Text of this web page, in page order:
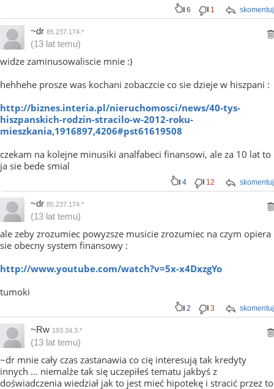
skomentuj
6 1
~dr 85.237.174.*
(13 lat temu)
widze zaminusowaliscie mnie :)
hehhehe prosze was kochani zobaczcie co sie dzieje w hiszpani :
http://biznes.interia.pl/nieruchomosci/news/40-tys-
hiszpanskich-rodzin-stracilo-w-2012-roku-
mieszkania,1916897,4206#pst61619508
czekam na kolejne minusiki analfabeci finansowi, ale za 10 lat to
ja sie bede smial
skomentuj
4 12
~dr 85.237.174.*
(13 lat temu)
ale zeby zrozumiec powyzsze musicie zrozumiec na czym opiera
sie obecny system finansowy :
http://www.youtube.com/watch?v=5x-x4DxzgYo
tumoki
skomentuj
2 3
~Rw 193.34.3.*
(13 lat temu)
~dr mnie cały czas zastanawia co cię interesują tak kredyty
innych ... niemalże tak się uczepiłeś tematu jakbyś z
doświadczenia wiedział jak to jest mieć hipotekę i stracić przez to